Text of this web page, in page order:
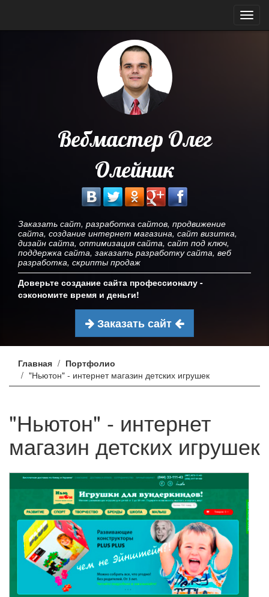
Меню
Вебмастер Олег
Олейник
Заказать сайт, разработка сайтов, продвижение
сайта, создание интернет магазина, сайт визитка,
дизайн сайта, оптимизация сайта, сайт под ключ,
поддержка сайта, заказать разработку сайта, веб
разработка, скрипты продаж
Доверьте создание сайта профессионалу -
сэкономите время и деньги!
Заказать сайт
Главная
Портфолио
"Ньютон" - интернет магазин детских игрушек
"Ньютон" - интернет
магазин детских игрушек